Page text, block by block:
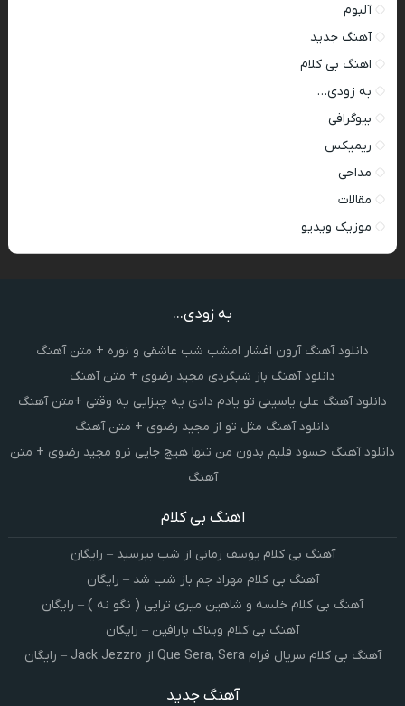
آلبوم
آهنگ جدید
اهنگ بی کلام
به زودی…
بیوگرافی
ریمیکس
مداحی
مقالات
موزیک ویدیو
به زودی...
دانلود آهنگ آرون افشار امشب شب عاشقی و نوره + متن آهنگ
دانلود آهنگ باز شبگردی مجید رضوی + متن آهنگ
دانلود آهنگ علی یاسینی تو یادم دادی یه چیزایی یه وقتی +متن آهنگ
دانلود آهنگ مثل تو از مجید رضوی + متن آهنگ
دانلود آهنگ حسود قلبم بدون من تنها هیچ جایی نرو مجید رضوی + متن
آهنگ
اهنگ بی کلام
آهنگ بی کلام یوسف زمانی از شب بپرسید – رایگان
آهنگ بی کلام مهراد جم باز شب شد – رایگان
آهنگ بی کلام خلسه و شاهین میری تراپی ( نگو نه ) – رایگان
آهنگ بی کلام ویناک پارافین – رایگان
آهنگ بی کلام سریال فرام Que Sera, Sera از Jack Jezzro – رایگان
آهنگ جدید